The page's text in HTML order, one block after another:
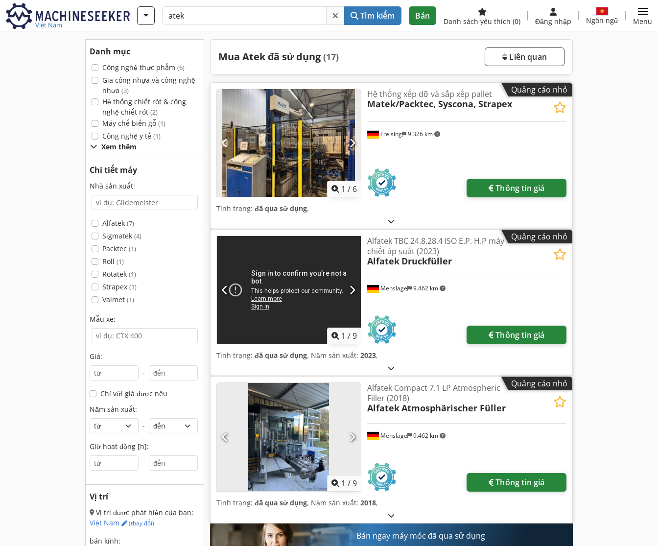
Việt Nam
Tìm kiếm Bán
Danh sách yêu thích (0) Đăng nhập Ngôn ngữ Menu
Danh mục
Công nghệ thực phẩm (6)
Gia công nhựa và công nghệ
nhựa (3)
Hệ thống chiết rót & công
nghệ chiết rót (2)
Máy chế biến gỗ (1)
Công nghệ y tế (1)
Xem thêm
Chi tiết máy
Nhà sản xuất:
Alfatek (7)
Sigmatek (4)
Packtec (1)
Roll (1)
Rotatek (1)
Strapex (1)
Valmet (1)
Mẫu xe:
Giá:
-
Chỉ với giá được nêu
Năm sản xuất:
-
Giờ hoạt động [h]:
-
Vị trí
Vị trí được phát hiện của bạn:
Việt Nam
(thay đổi)
bán kính:
Mua Atek đã sử dụng (17) Liên quan
Quảng cáo nhỏ
1 / 6
Freising 9.326 km
Hệ thống xếp dỡ và sắp xếp pallet
Matek/Packtec, Syscona, Strapex
Thông tin giá
Tình trạng: đã qua sử dụng,
Quảng cáo nhỏ
1 /9
Menslage 9.462 km
Alfatek TBC 24.8.28.4 ISO E.P. H.P máy
chiết áp suất (2023)
Alfatek Druckfüller
Thông tin giá
Tình trạng: đã qua sử dụng, Năm sản xuất: 2023,
Quảng cáo nhỏ
1 /9
Menslage 9.462 km
Alfatek Compact 7.1 LP Atmospheric
Filler (2018)
AlfatekAtmosphärischer Füller
Thông tin giá
Tình trạng: đã qua sử dụng, Năm sản xuất: 2018,
Bán ngay máy móc đã qua sử dụng